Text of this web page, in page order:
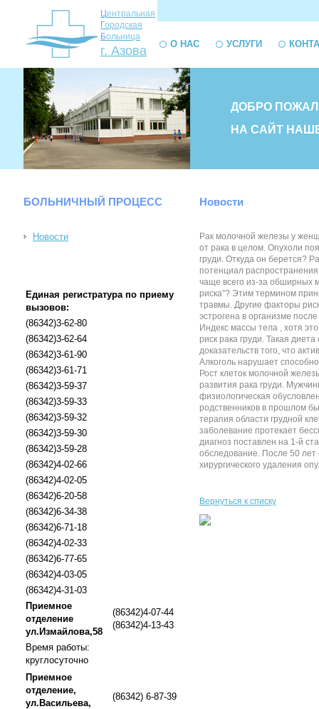
Центральная
Городская
Больница
г. Азова О НАС УСЛУГИ
ДОБРО
НА САЙТ
БОЛЬНИЧНЫЙ ПРОЦЕСС
Новости
Единая регистратура по приему
вызовов:
(86342)3-62-80
(86342)3-62-64
(86342)3-61-90
(86342)3-61-71
(86342)3-59-37
(86342)3-59-33
(86342)3-59-32
(86342)3-59-30
(86342)3-59-28
(86342)4-02-66
(86342)4-02-05
(86342)6-20-58
(86342)6-34-38
(86342)6-71-18
(86342)4-02-33
(86342)6-77-65
(86342)4-03-05
(86342)4-31-03
Приемное
отделение
ул.Измайлова,58
(86342)4-07-44
(86342)4-13-43
Время работы:
круглосуточно
Приемное
отделение,
ул.Васильева,
(86342) 6-87-39
Новости
Рак молочной железы у
от рака в целом. Опухоли
груди. Откуда он берется?
потенциал
чаще всего из-за обширных
риска”? Этим термином
травмы. Другие факторы
эстрогена в организме
Индекс массы тела , хотя
риск рака груди. Такая
доказательств того, что
Алкоголь нарушает
Рост клеток молочной
развития рака груди.
физиологическая
родственников в прошлом
терапия области грудной
заболевание протекает
диагноз поставлен на 1-й
обследование. После 50
хирургического удаления
Вернуться к списку